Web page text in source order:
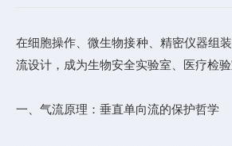
在细胞操作、微生物接种、精密仪器组
流设计，成为生物安全实验室、医疗检
一、气流原理：垂直单向流的保护哲学